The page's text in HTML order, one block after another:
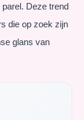
Deze trend
die op zoek zijn
glans van